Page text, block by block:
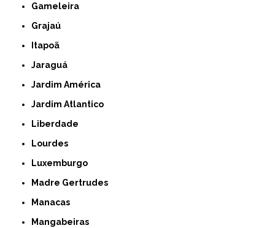
Gameleira
Grajaú
Itapoã
Jaraguá
Jardim América
Jardim Atlantico
Liberdade
Lourdes
Luxemburgo
Madre Gertrudes
Manacas
Mangabeiras